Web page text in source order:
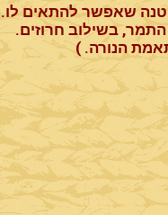
שאפשר להתאים לו.
בשילוב חרוזים.
הנורה. )